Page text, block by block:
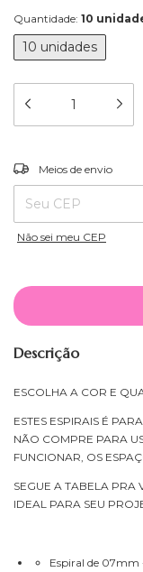
Quantidade: 10
10 unidades
Entregas para o CEP:
Meios de envio
Não sei meu CEP
Descrição
ESCOLHA A COR E
ESTES ESPIRAIS É
NÃO COMPRE PARA
FUNCIONAR, OS
SEGUE A TABELA PRA
IDEAL PARA SEU
Espiral de 07mm